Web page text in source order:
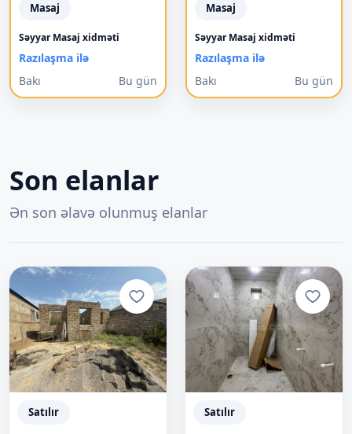
Masaj
Səyyar Masaj xidməti
Razılaşma ilə
Bakı
Bu gün
Masaj
Səyyar Masaj xidməti
Razılaşma ilə
Bakı
Bu gün
Son elanlar
Ən son əlavə olunmuş elanlar
Satılır Satılır